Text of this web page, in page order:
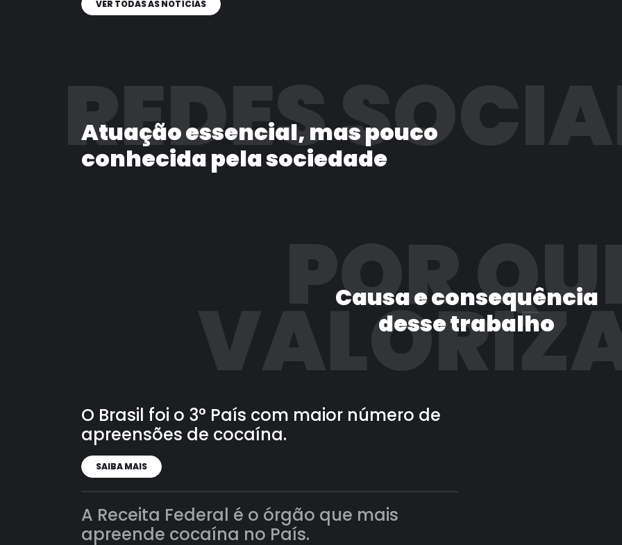
VER TODAS AS NOTÍCIAS
REDES
Atuação essencial, mas pouco
conhecida pela sociedade
POR
Causa e consequência
desse trabalho
O Brasil foi o 3° País com maior número de
apreensões de cocaína.
SAIBA MAIS
A Receita Federal é o órgão que mais
apreende cocaína no País.